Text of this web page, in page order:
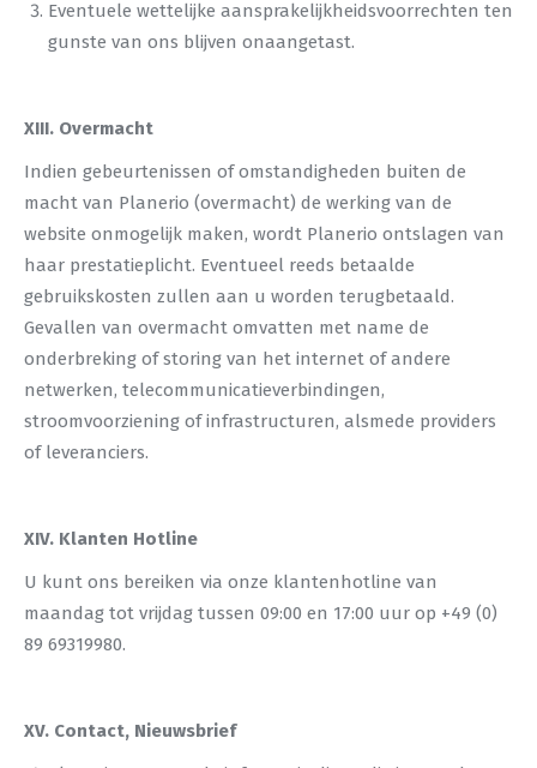
Eventuele wettelijke aansprakelijkheidsvoorrechten ten
gunste van ons blijven onaangetast.
XIII. Overmacht
Indien gebeurtenissen of omstandigheden buiten de
macht van Planerio (overmacht) de werking van de
website onmogelijk maken, wordt Planerio ontslagen van
haar prestatieplicht. Eventueel reeds betaalde
gebruikskosten zullen aan u worden terugbetaald.
Gevallen van overmacht omvatten met name de
onderbreking of storing van het internet of andere
netwerken, telecommunicatieverbindingen,
stroomvoorziening of infrastructuren, alsmede providers
of leveranciers.
XIV. Klanten Hotline
U kunt ons bereiken via onze klantenhotline van
maandag tot vrijdag tussen 09:00 en 17:00 uur op +49 (0)
89 69319980.
XV. Contact, Nieuwsbrief